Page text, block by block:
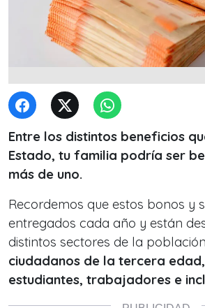
Entre los distintos beneficios
Estado, tu familia podría ser
más de uno.
Recordemos que estos bonos y
entregados cada año y están
distintos sectores de la
ciudadanos de la tercera
estudiantes, trabajadores e